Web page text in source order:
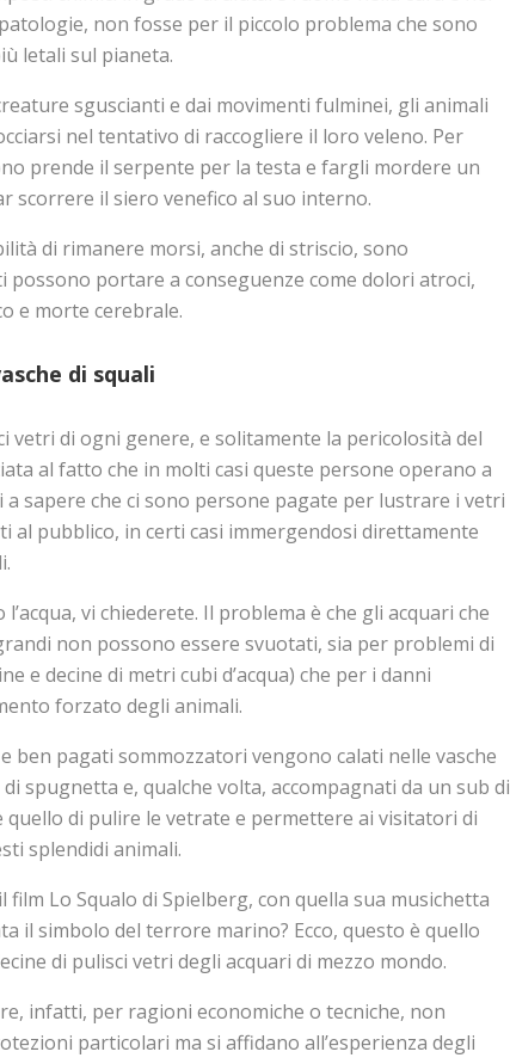
non fosse per il piccolo problema che sono
letali sul pianeta.
sguscianti e dai movimenti fulminei, gli animali
nel tentativo di raccogliere il loro veleno. Per
prende il serpente per la testa e fargli mordere un
scorrere il siero venefico al suo interno.
di rimanere morsi, anche di striscio, sono
possono portare a conseguenze come dolori atroci,
e morte cerebrale.
di squali
vetri di ogni genere, e solitamente la pericolosità del
al fatto che in molti casi queste persone operano a
a sapere che ci sono persone pagate per lustrare i vetri
al pubblico, in certi casi immergendosi direttamente
vi chiederete. Il problema è che gli acquari che
non possono essere svuotati, sia per problemi di
e decine di metri cubi d’acqua) che per i danni
forzato degli animali.
ben pagati sommozzatori vengono calati nelle vasche
spugnetta e, qualche volta, accompagnati da un sub di
quello di pulire le vetrate e permettere ai visitatori di
splendidi animali.
film Lo Squalo di Spielberg, con quella sua musichetta
il simbolo del terrore marino? Ecco, questo è quello
di pulisci vetri degli acquari di mezzo mondo.
infatti, per ragioni economiche o tecniche, non
particolari ma si affidano all’esperienza degli